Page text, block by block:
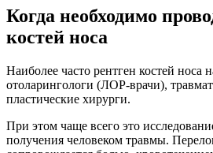
Когда необходимо
костей носа
Наиболее часто рентген костей носа
отоларингологи (ЛОР-врачи),
пластические хирурги.
При этом чаще всего это
получения человеком травмы.